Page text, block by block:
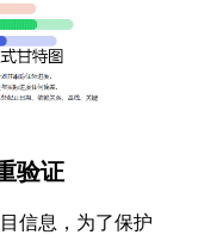
验证
信息，为了保护